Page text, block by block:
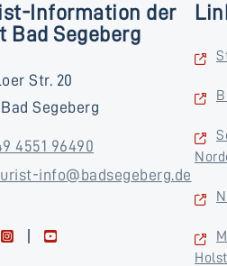
Information der
Bad Segeberg
Str. 20
Segeberg
4551 96490
info@badsegeberg.de
instagramyoutube